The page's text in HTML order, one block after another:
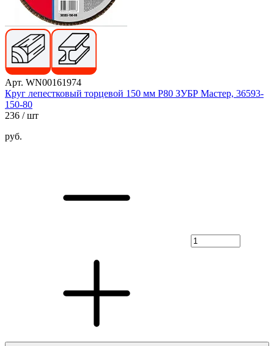
Арт. WN00161974
Круг лепестковый торцевой 150 мм Р80 ЗУБР Мастер, 36593-
150-80
236 / шт
руб.